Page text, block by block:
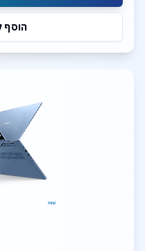
הוסף